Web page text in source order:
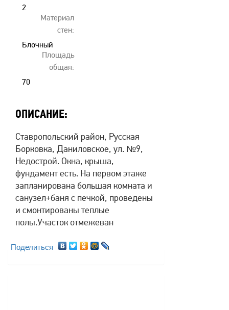
2
Материал
стен:
Блочный
Площадь
общая:
70
ОПИСАНИЕ:
Ставропольский район, Русская
Борковка, Даниловское, ул. №9,
Недострой. Окна, крыша,
фундамент есть. На первом этаже
запланирована большая комната и
санузел+баня с печкой, проведены
и смонтированы теплые
полы.Участок отмежеван
Поделиться